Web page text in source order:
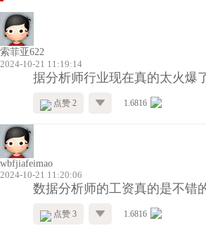
索菲亚622
2024-10-21 11:19:14
据分析师行业现在真的太火爆
点赞 2 1.6816
wbfjiafeimao
2024-10-21 11:20:06
数据分析师的工资真的是不错
点赞 3 1.6816